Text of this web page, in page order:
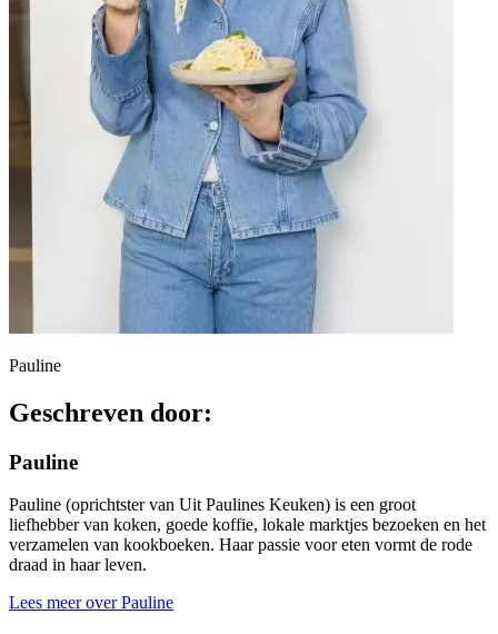
Pauline
Geschreven door:
Pauline
Pauline (oprichtster van Uit Paulines Keuken) is een groot
liefhebber van koken, goede koffie, lokale marktjes bezoeken en het
verzamelen van kookboeken. Haar passie voor eten vormt de rode
draad in haar leven.
Lees meer over Pauline